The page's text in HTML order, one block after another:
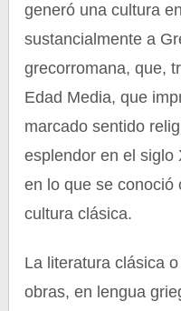
generó una cultura
sustancialmente a
grecorromana, que,
Edad Media, que
marcado sentido
esplendor en el siglo
en lo que se conoció
cultura clásica.
La literatura clásica
obras, en lengua